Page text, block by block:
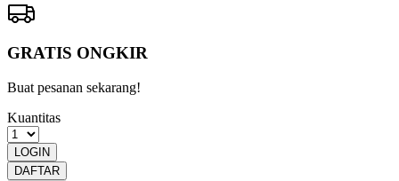
GRATIS ONGKIR
Buat pesanan sekarang!
Kuantitas
LOGIN
DAFTAR